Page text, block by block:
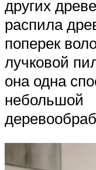
других
распила
поперек
лучковой
она одна
небольшой